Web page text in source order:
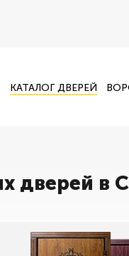
КАТАЛОГ ДВЕРЕЙ
дверей в